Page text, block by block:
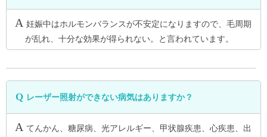
妊娠中はホルモンバランスが不安定になりますので、毛周期
が乱れ、十分な効果が得られない。と言われています。
レーザー照射ができない病気はありますか？
てんかん、糖尿病、光アレルギー、甲状腺疾患、心疾患、出